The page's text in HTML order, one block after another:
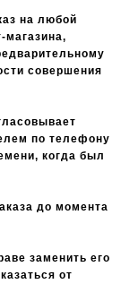
на любой
магазина,
совершения
по телефону
когда был
до момента
заменить его
от